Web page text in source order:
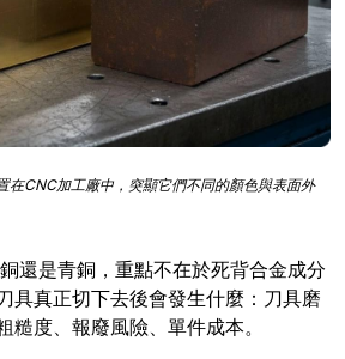
在CNC加工廠中，突顯它們不同的顏色與表面外
還是青銅，重點不在於死背合金成分
具真正切下去後會發生什麼：刀具磨
糙度、報廢風險、單件成本。